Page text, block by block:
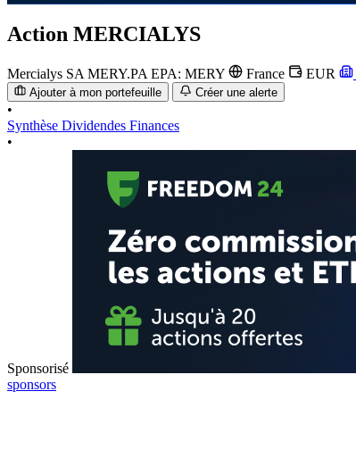
Action MERCIALYS
Mercialys SA MERY.PA EPA: MERY France EUR
Ajouter à mon portefeuille Créer une alerte
•
Synthèse Dividendes Finances
•
Sponsorisé
sponsors